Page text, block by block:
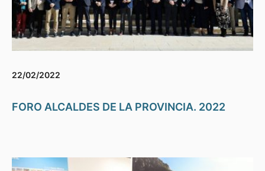
22/02/2022
FORO ALCALDES DE LA PROVINCIA. 2022